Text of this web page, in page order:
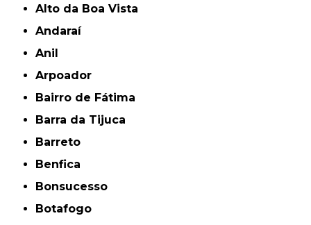
Alto da Boa Vista
Andaraí
Anil
Arpoador
Bairro de Fátima
Barra da Tijuca
Barreto
Benfica
Bonsucesso
Botafogo